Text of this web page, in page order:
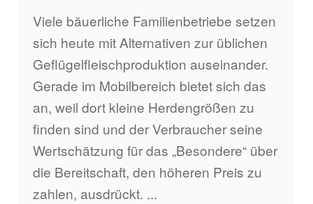
Viele bäuerliche Familienbetriebe setzen
sich heute mit Alternativen zur üblichen
Geflügelfleischproduktion auseinander.
Gerade im Mobilbereich bietet sich das
an, weil dort kleine Herdengrößen zu
finden sind und der Verbraucher seine
Wertschätzung für das „Besondere“ über
die Bereitschaft, den höheren Preis zu
zahlen, ausdrückt. ...